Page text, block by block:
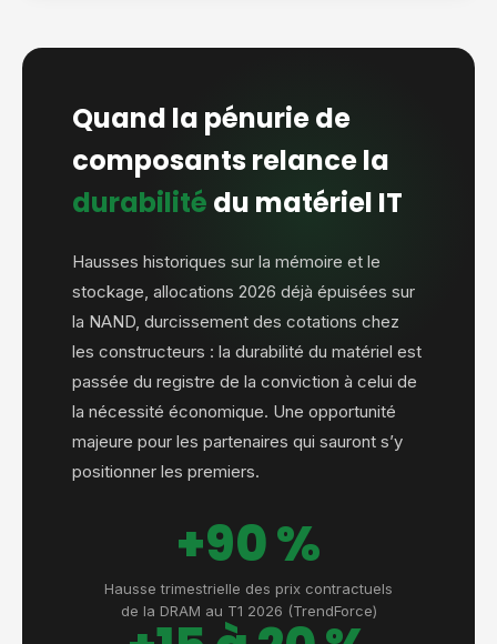
Quand la pénurie de
composants relance la
durabilité du matériel IT
Hausses historiques sur la mémoire et le
stockage, allocations 2026 déjà épuisées sur
la NAND, durcissement des cotations chez
les constructeurs : la durabilité du matériel est
passée du registre de la conviction à celui de
la nécessité économique. Une opportunité
majeure pour les partenaires qui sauront s’y
positionner les premiers.
+90 %
Hausse trimestrielle des prix contractuels
de la DRAM au T1 2026 (TrendForce)